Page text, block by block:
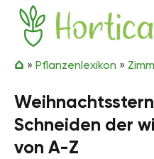
Zum Inhalt springen
Hortica
» Pflanzenlexikon »
Schneiden der
von A-Z